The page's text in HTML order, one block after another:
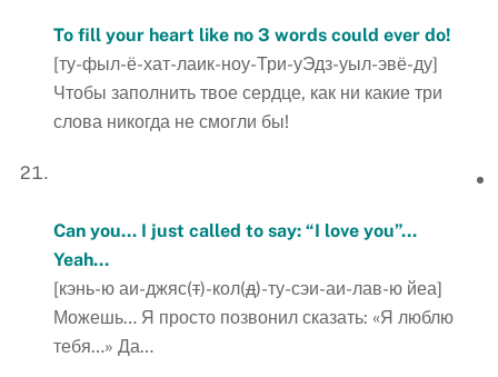
To fill your heart like no 3 words could ever do!
[ту-фыл-ё-хат-лаик-ноу-Три-уЭдз-уыл-эвё-ду]
Чтобы заполнить твое сердце, как ни какие три
слова никогда не смогли бы!
Can you… I just called to say: “I love you”…
Yeah…
[кэнь-ю аи-джяс(т)-кол(д)-ту-сэи-аи-лав-ю йеа]
Можешь… Я просто позвонил сказать: «Я люблю
тебя…» Да…